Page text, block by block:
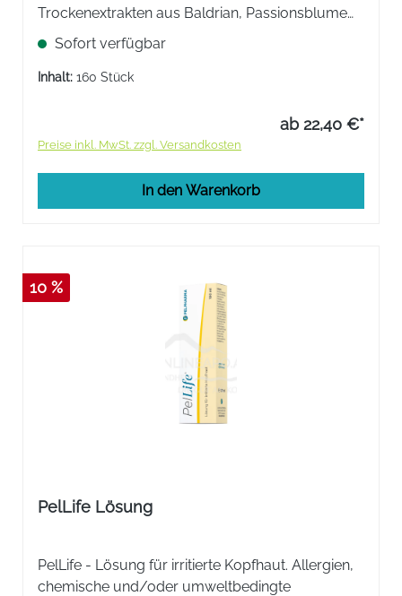
Trockenextrakten aus Baldrian, Passionsblume
und Hopfenblüten. Zur Anwendung bei leichten
Symptomen von mentalem Stress und nervös
bedingten Schlafstörungen.
Sofort verfügbar
Inhalt: 160 Stück
ab 22,40 €*
Preise inkl. MwSt. zzgl. Versandkosten
In den Warenkorb
10 %
PelLife Lösung
PelLife - Lösung für irritierte Kopfhaut. Allergien,
chemische und/oder umweltbedingte